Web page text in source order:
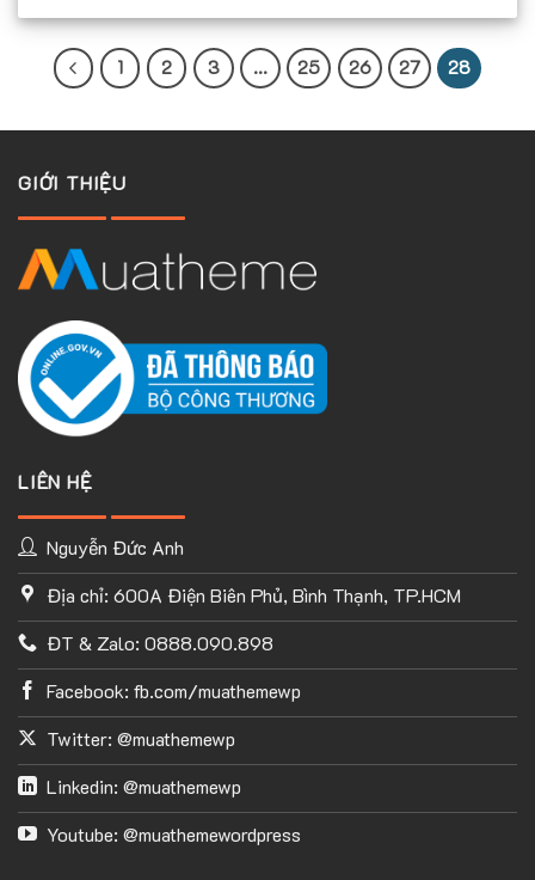
1 2 3 … 25 26 27 28
GIỚI THIỆU
LIÊN HỆ
Nguyễn Đức Anh
Địa chỉ: 600A Điện Biên Phủ, Bình Thạnh, TP.HCM
ĐT & Zalo: 0888.090.898
Facebook: fb.com/muathemewp
Twitter: @muathemewp
Linkedin: @muathemewp
Youtube: @muathemewordpress